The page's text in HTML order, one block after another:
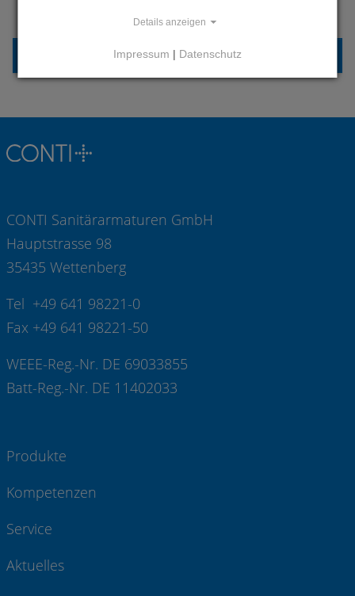
KONTAKTIEREN SIE UNS
KONTAKT
CONTI Sanitärarmaturen GmbH
Hauptstrasse 98
35435 Wettenberg
Tel +49 641 98221-0
Fax +49 641 98221-50
WEEE-Reg.-Nr. DE 69033855
Batt-Reg.-Nr. DE 11402033
Produkte
Kompetenzen
Service
Aktuelles
Details anzeigen
Impressum | Datenschutz